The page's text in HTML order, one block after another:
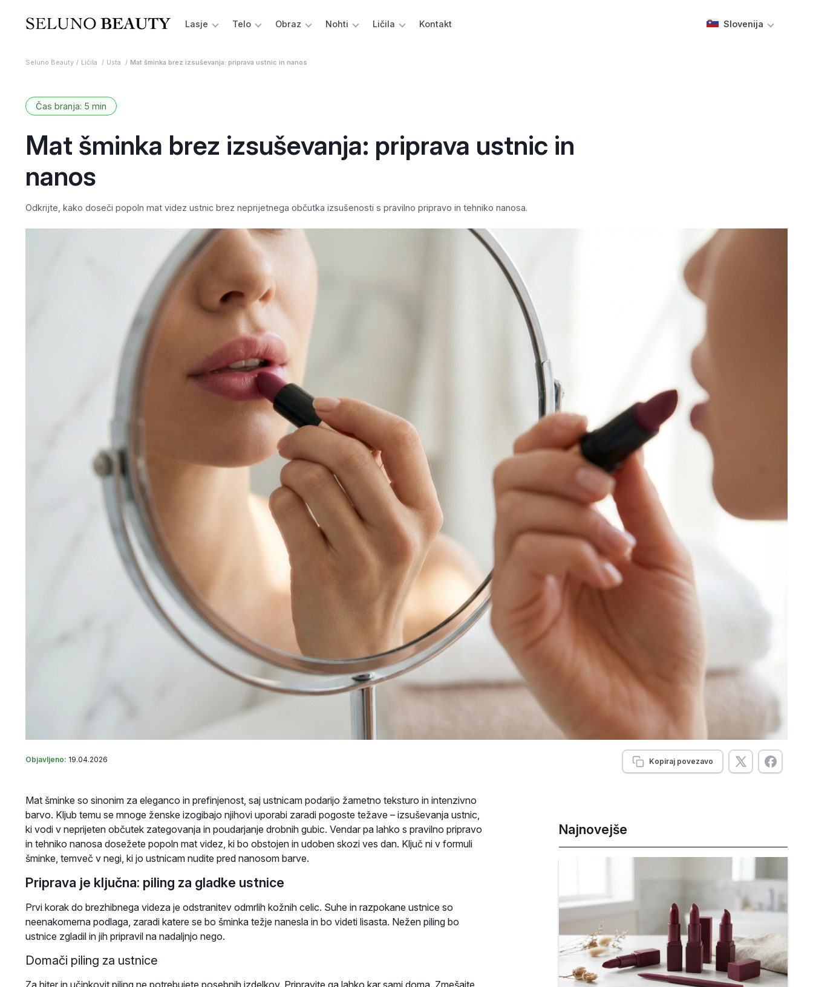
Lasje Telo Obraz Nohti Ličila Kontakt Slovenija
Seluno Beauty Ličila Usta Mat šminka brez izsuševanja: priprava ustnic in nanos
Čas branja: 5 min
Mat šminka brez izsuševanja: priprava ustnic in
nanos
Odkrijte, kako doseči popoln mat videz ustnic brez neprijetnega občutka izsušenosti s pravilno pripravo in tehniko nanosa.
Objavljeno: 19.04.2026 Kopiraj povezavo
Mat šminke so sinonim za eleganco in prefinjenost, saj ustnicam podarijo žametno teksturo in intenzivno
barvo. Kljub temu se mnoge ženske izogibajo njihovi uporabi zaradi pogoste težave – izsuševanja ustnic,
ki vodi v neprijeten občutek zategovanja in poudarjanje drobnih gubic. Vendar pa lahko s pravilno pripravo
in tehniko nanosa dosežete popoln mat videz, ki bo obstojen in udoben skozi ves dan. Ključ ni v formuli
šminke, temveč v negi, ki jo ustnicam nudite pred nanosom barve.
Priprava je ključna: piling za gladke ustnice
Prvi korak do brezhibnega videza je odstranitev odmrlih kožnih celic. Suhe in razpokane ustnice so
neenakomerna podlaga, zaradi katere se bo šminka težje nanesla in bo videti lisasta. Nežen piling bo
ustnice zgladil in jih pripravil na nadaljnjo nego.
Domači piling za ustnice
Najnovejše